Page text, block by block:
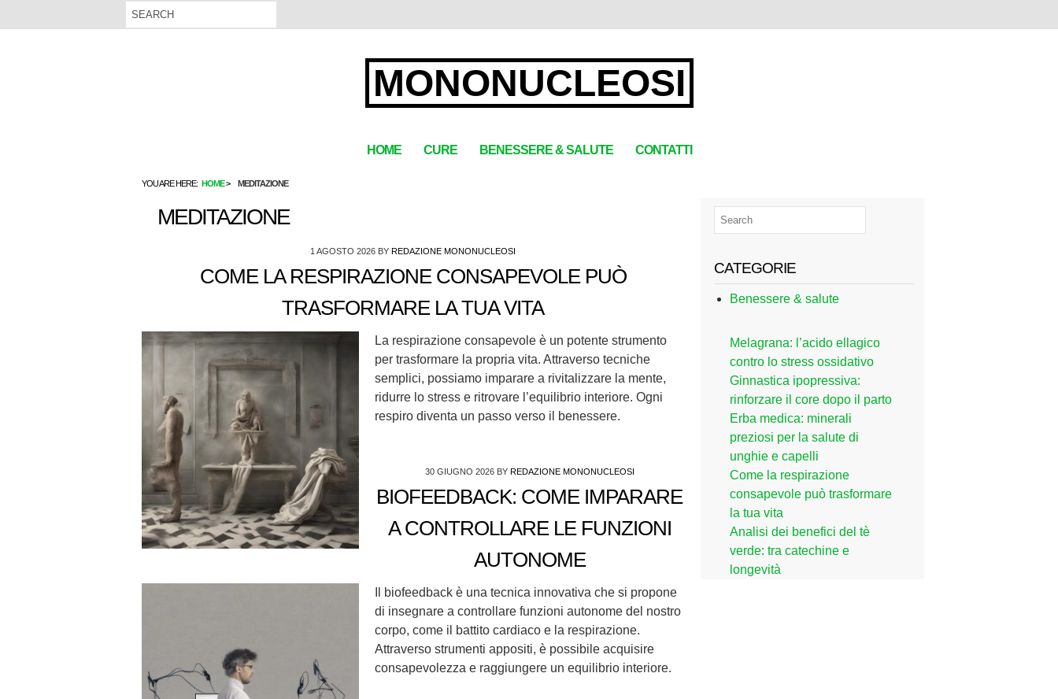
MONONUCLEOSI
HOME CURE BENESSERE & SALUTE CONTATTI
YOU ARE HERE: HOME MEDITAZIONE
MEDITAZIONE
1 AGOSTO 2026 BYREDAZIONE MONONUCLEOSI
COME LA RESPIRAZIONE CONSAPEVOLE PUÒ
TRASFORMARE LA TUA VITA
La respirazione consapevole è un potente strumento
per trasformare la propria vita. Attraverso tecniche
semplici, possiamo imparare a rivitalizzare la mente,
ridurre lo stress e ritrovare l’equilibrio interiore. Ogni
respiro diventa un passo verso il benessere.
30 GIUGNO 2026BY REDAZIONE MONONUCLEOSI
BIOFEEDBACK: COME IMPARARE
A CONTROLLARE LE FUNZIONI
AUTONOME
Il biofeedback è una tecnica innovativa che si propone
di insegnare a controllare funzioni autonome del nostro
corpo, come il battito cardiaco e la respirazione.
Attraverso strumenti appositi, è possibile acquisire
consapevolezza e raggiungere un equilibrio interiore.
CATEGORIE
Benessere & salute
Melagrana: l’acido ellagico
contro lo stress ossidativo
Ginnastica ipopressiva:
rinforzare il core dopo il parto
Erba medica: minerali
preziosi per la salute di
unghie e capelli
Come la respirazione
consapevole può trasformare
la tua vita
Analisi dei benefici del tè
verde: tra catechine e
longevità